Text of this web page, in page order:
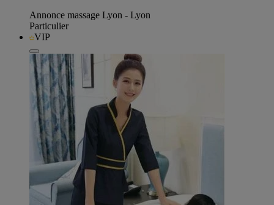
Annonce massage Lyon - Lyon
Particulier
VIP